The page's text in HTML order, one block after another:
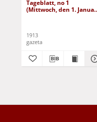
Tageblatt, no 1
(Mittwoch, den 1. Januar
1913
gazeta